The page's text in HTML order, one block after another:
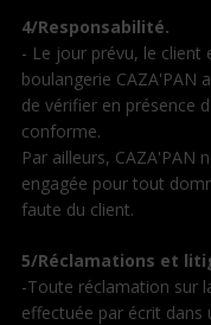
4/Responsabilité.
- Le jour prévu, le client
boulangerie CAZA'PAN
de vérifier en présence
conforme.
Par ailleurs, CAZA'PAN
engagée pour tout
faute du client.
5/Réclamations et
-Toute réclamation sur
effectuée par écrit dans